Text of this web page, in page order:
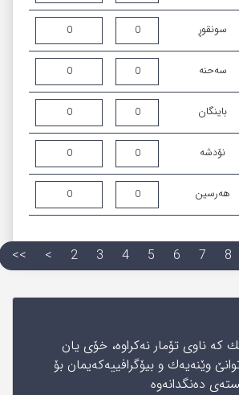
سونقوڕ 0
0
سەحنە 0
0
باینگان 0
0
نۆدشە 0
0
ھەرسین 0
0
<< < 2 3 4 5 6 7 8
كه‌ ناوی‌ تۆمار نه‌كراوه‌، خۆی‌ یان
وێنه‌یه‌ك و بیۆگرافییه‌كه‌یمان‌ بۆ
ده‌نگدانه‌وه